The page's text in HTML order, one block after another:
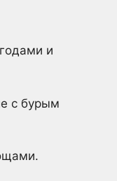
и
с бурым